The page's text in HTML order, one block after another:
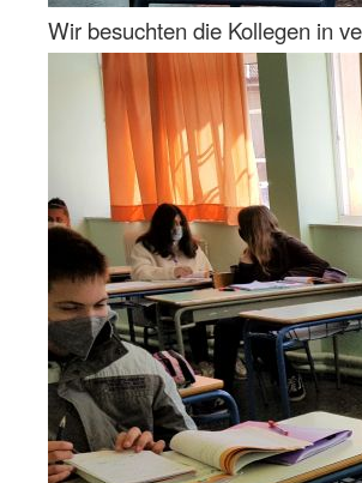
Wir besuchten die Kollegen in